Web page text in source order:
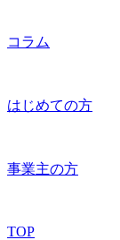
コラム
はじめての方
事業主の方
TOP